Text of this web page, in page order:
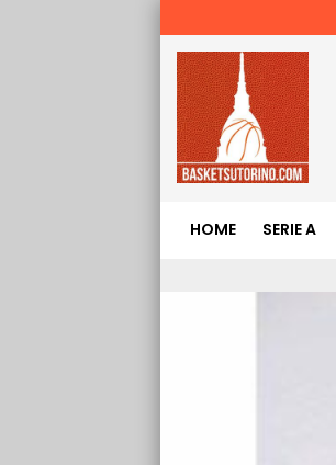
HOME SERIE A